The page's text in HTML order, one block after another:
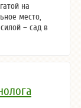
на
место,
– сад в